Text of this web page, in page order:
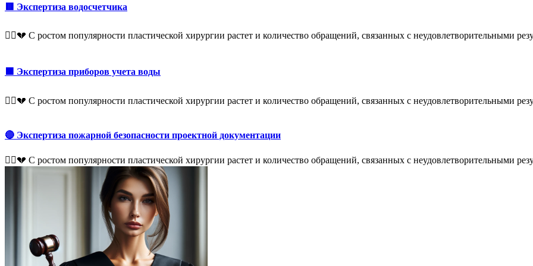
🟥 Экспертиза водосчетчика
👨‍⚕️💔 С ростом популярности пластической хирургии растет и количество обращений, связанных с неудовлетворительными
🟩 Экспертиза приборов учета воды
👨‍⚕️💔 С ростом популярности пластической хирургии растет и количество обращений, связанных с неудовлетворительными
🔴 Экспертиза пожарной безопасности проектной документации
👨‍⚕️💔 С ростом популярности пластической хирургии растет и количество обращений, связанных с неудовлетворительными